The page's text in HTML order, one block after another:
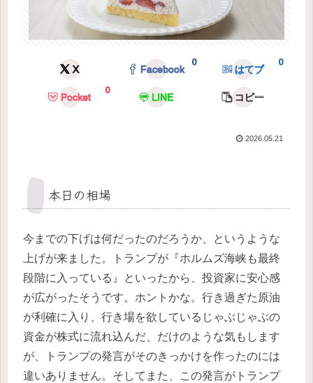
X Facebook
0
はてブ
0
Pocket
0
LINE コピー
2026.05.21
本日の相場
今までの下げは何だったのだろうか、というような
上げが来ました。トランプが『ホルムズ海峡も最終
段階に入っている』といったから、投資家に安心感
が広がったそうです。ホントかな。行き過ぎた原油
が利確に入り、行き場を欲しているじゃぶじゃぶの
資金が株式に流れ込んだ、だけのような気もします
が、トランプの発言がそのきっかけを作ったのには
違いありません。そしてまた、この発言がトランプ